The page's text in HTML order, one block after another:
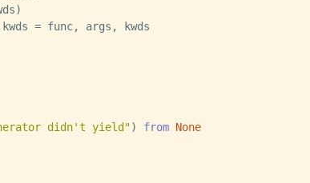
= func, args, kwds
didn't yield") from None